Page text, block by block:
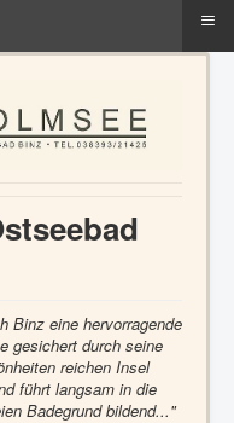
Binz eine hervorragende
gesichert durch seine
reichen Insel
führt langsam in die
Badegrund bildend..."
≡